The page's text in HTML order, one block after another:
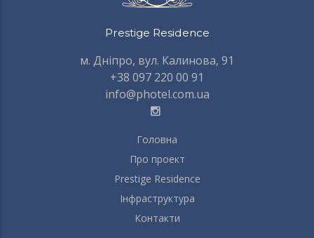
Prestige Residence
м. Дніпро, вул. Калинова, 91
+38 097 220 00 91
info@photel.com.ua
Головна
Про проект
Prestige Residence
Інфраструктура
Контакти